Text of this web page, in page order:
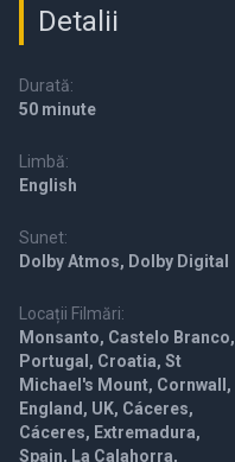
Detalii
Durată:
50 minute
Limbă:
English
Sunet:
Dolby Atmos, Dolby Digital
Locații Filmări:
Monsanto, Castelo Branco,
Portugal, Croatia, St
Michael's Mount, Cornwall,
England, UK, Cáceres,
Cáceres, Extremadura,
Spain, La Calahorra,